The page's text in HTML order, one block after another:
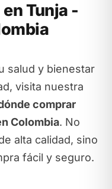
Tunja -
salud y bienestar
visita nuestra
comprar
Colombia. No
alta calidad, sino
fácil y seguro.